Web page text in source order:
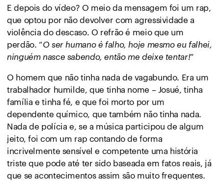
E depois do vídeo? O meio da mensagem foi um rap,
que optou por não devolver com agressividade a
violência do descaso. O refrão é meio que um
perdão. “O ser humano é falho, hoje mesmo eu falhei,
ninguém nasce sabendo, então me deixe tentar!”
O homem que não tinha nada de vagabundo. Era um
trabalhador humilde, que tinha nome – Josué, tinha
família e tinha fé, e que foi morto por um
dependente químico, que também não tinha nada.
Nada de polícia e, se a música participou de algum
jeito, foi com um rap contando de forma
incrivelmente sensível e competente uma história
triste que pode até ter sido baseada em fatos reais, já
que se acontecimentos assim são muito frequentes.